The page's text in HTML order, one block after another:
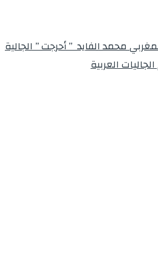
محمد الفايد ” أحرجت ” الجالية
العربية